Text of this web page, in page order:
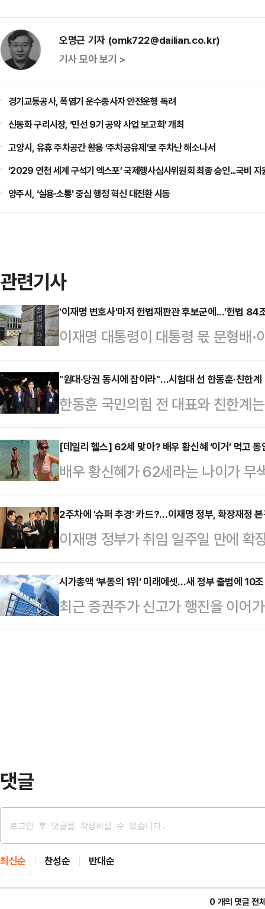
오명근 기자 (omk722@dailian.co.kr)
기사 모아 보기 >
경기교통공사, 폭염기 운수종사자 안전운행 독려
신동화 구리시장, ‘민선 9기 공약 사업 보고회’ 개최
고양시, 유휴 주차공간 활용 ‘주차공유제’로 주차난 해소나서
‘2029 연천 세계 구석기 엑스포’ 국제행사심사위원회 최종 승인...국비 지
양주시, ‘실용·소통’ 중심 행정 혁신 대전환 시동
관련기사
'이재명 변호사'마저 헌법재판관 후보군에...'헌법 84
이재명 대통령이 대통령 몫 문형배
군을 압축해 놓은 것으로 전해진 가
엽 변호사(53·사법연수원 27기)를
가 과거 이 대통령의 주요 형사 재
가운데 헌법 84조 해석 문제와 '4심
법재판소를 둘러싼 각종 논란의 향
권에 따르면, 대통령실은 이 변호
원 부장판사, …
"원대·당권 동시에 잡아라"…시험대 선 한동훈·친한계
한동훈 국민의힘 전 대표와 친한계
끼를 한 번에 잡을 수 있을까. 6·3
기 위한 모색이 파열음을 내며 이어
표 경선을 앞두고 한 전 대표와 친
집중되고 있다.9일 정치권에 따르
상대책위원장이 내놓은 당 혁신안
로 찬성하는 모양새다. 김 비대위
엄 옹호자 윤리…
[데일리 헬스] 62세 맞아? 배우 황신혜 ‘이거’ 먹고
배우 황신혜가 62세라는 나이가 무
화제다.9일 황신혜는 자신의 소셜
변…#마요르카”라는 글과 함께 스
을 공개했다.사진 속 황신혜는 해변
움을 즐기고 있다. 특히 황신혜는
튼한 몸매를 자랑했다.황신혜 비키
고 눈부십니다”, “진짜 진짜 너무
머나 세상에~ 마…
2주차에 '슈퍼 추경' 카드?…이재명 정부, 확장재정 본
이재명 정부가 취임 일주일 만에 확
가경정예산(추경) 논의에 본격 착
이블에 올린 것 자체가 재정 확대에
다.9일 대통령실에 따르면 이재명
관급과 실무자들이 참석한 가운데
시가총액 ‘부동의 1위’ 미래에셋…새 정부 출범에 10
최근 증권주가 신고가 행진을 이어
도 더욱 치열해지고 있다. 새 정부
댓글
최신순 찬성순 반대순
0 개의 댓글 전